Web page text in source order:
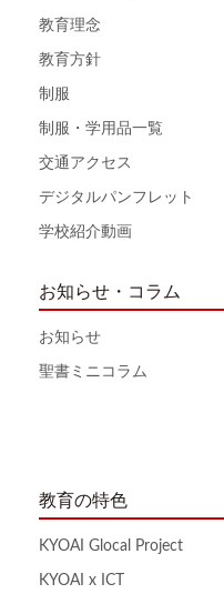
教育理念
教育方針
制服
制服・学用品一覧
交通アクセス
デジタルパンフレット
学校紹介動画
お知らせ・コラム
お知らせ
聖書ミニコラム
教育の特色
KYOAI Glocal Project
KYOAI x ICT